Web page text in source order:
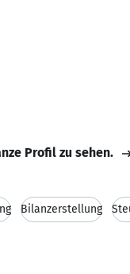
Profil zu sehen.
Bilanzerstellung